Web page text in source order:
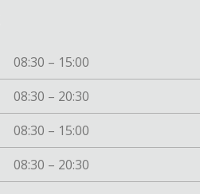
08:30 – 15:00
08:30 – 20:30
08:30 – 15:00
08:30 – 20:30